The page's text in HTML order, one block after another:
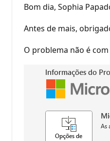
Bom dia, Sophia
Antes de mais,
O problema não é